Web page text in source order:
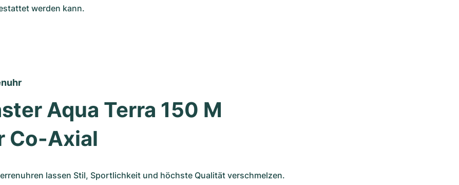
werden kann.
Aqua Terra 150 M
Co-Axial
lassen Stil, Sportlichkeit und höchste Qualität verschmelzen.